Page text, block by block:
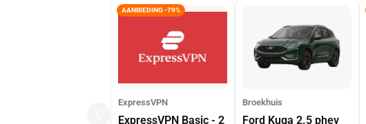
AANBIEDING -79%
ExpressVPN
ExpressVPN Basic - 2
Broekhuis
Ford Kuga 2.5 phev